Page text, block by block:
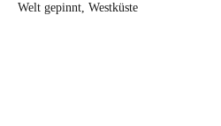
Welt gepinnt Westküste